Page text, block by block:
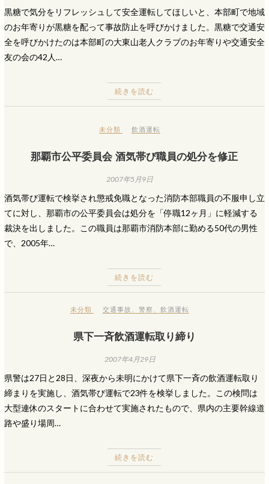
黒糖で気分をリフレッシュして安全運転してほしいと、本部町で地域
のお年寄りが黒糖を配って事故防止を呼びかけました。黒糖で交通安
全を呼びかけたのは本部町の大東山老人クラブのお年寄りや交通安全
友の会の42人…
続きを読む
未分類 飲酒運転
那覇市公平委員会 酒気帯び職員の処分を修正
2007年5月9日
酒気帯び運転で検挙され懲戒免職となった消防本部職員の不服申し立
てに対し、那覇市の公平委員会は処分を「停職12ヶ月」に軽減する
裁決を出しました。この職員は那覇市消防本部に勤める50代の男性
で、2005年…
続きを読む
未分類 交通事故 、警察 、飲酒運転
県下一斉飲酒運転取り締り
2007年4月29日
県警は27日と28日、深夜から未明にかけて県下一斉の飲酒運転取り
締まりを実施し、酒気帯び運転で23件を検挙しました。この検問は
大型連休のスタートに合わせて実施されたもので、県内の主要幹線道
路や盛り場周…
続きを読む